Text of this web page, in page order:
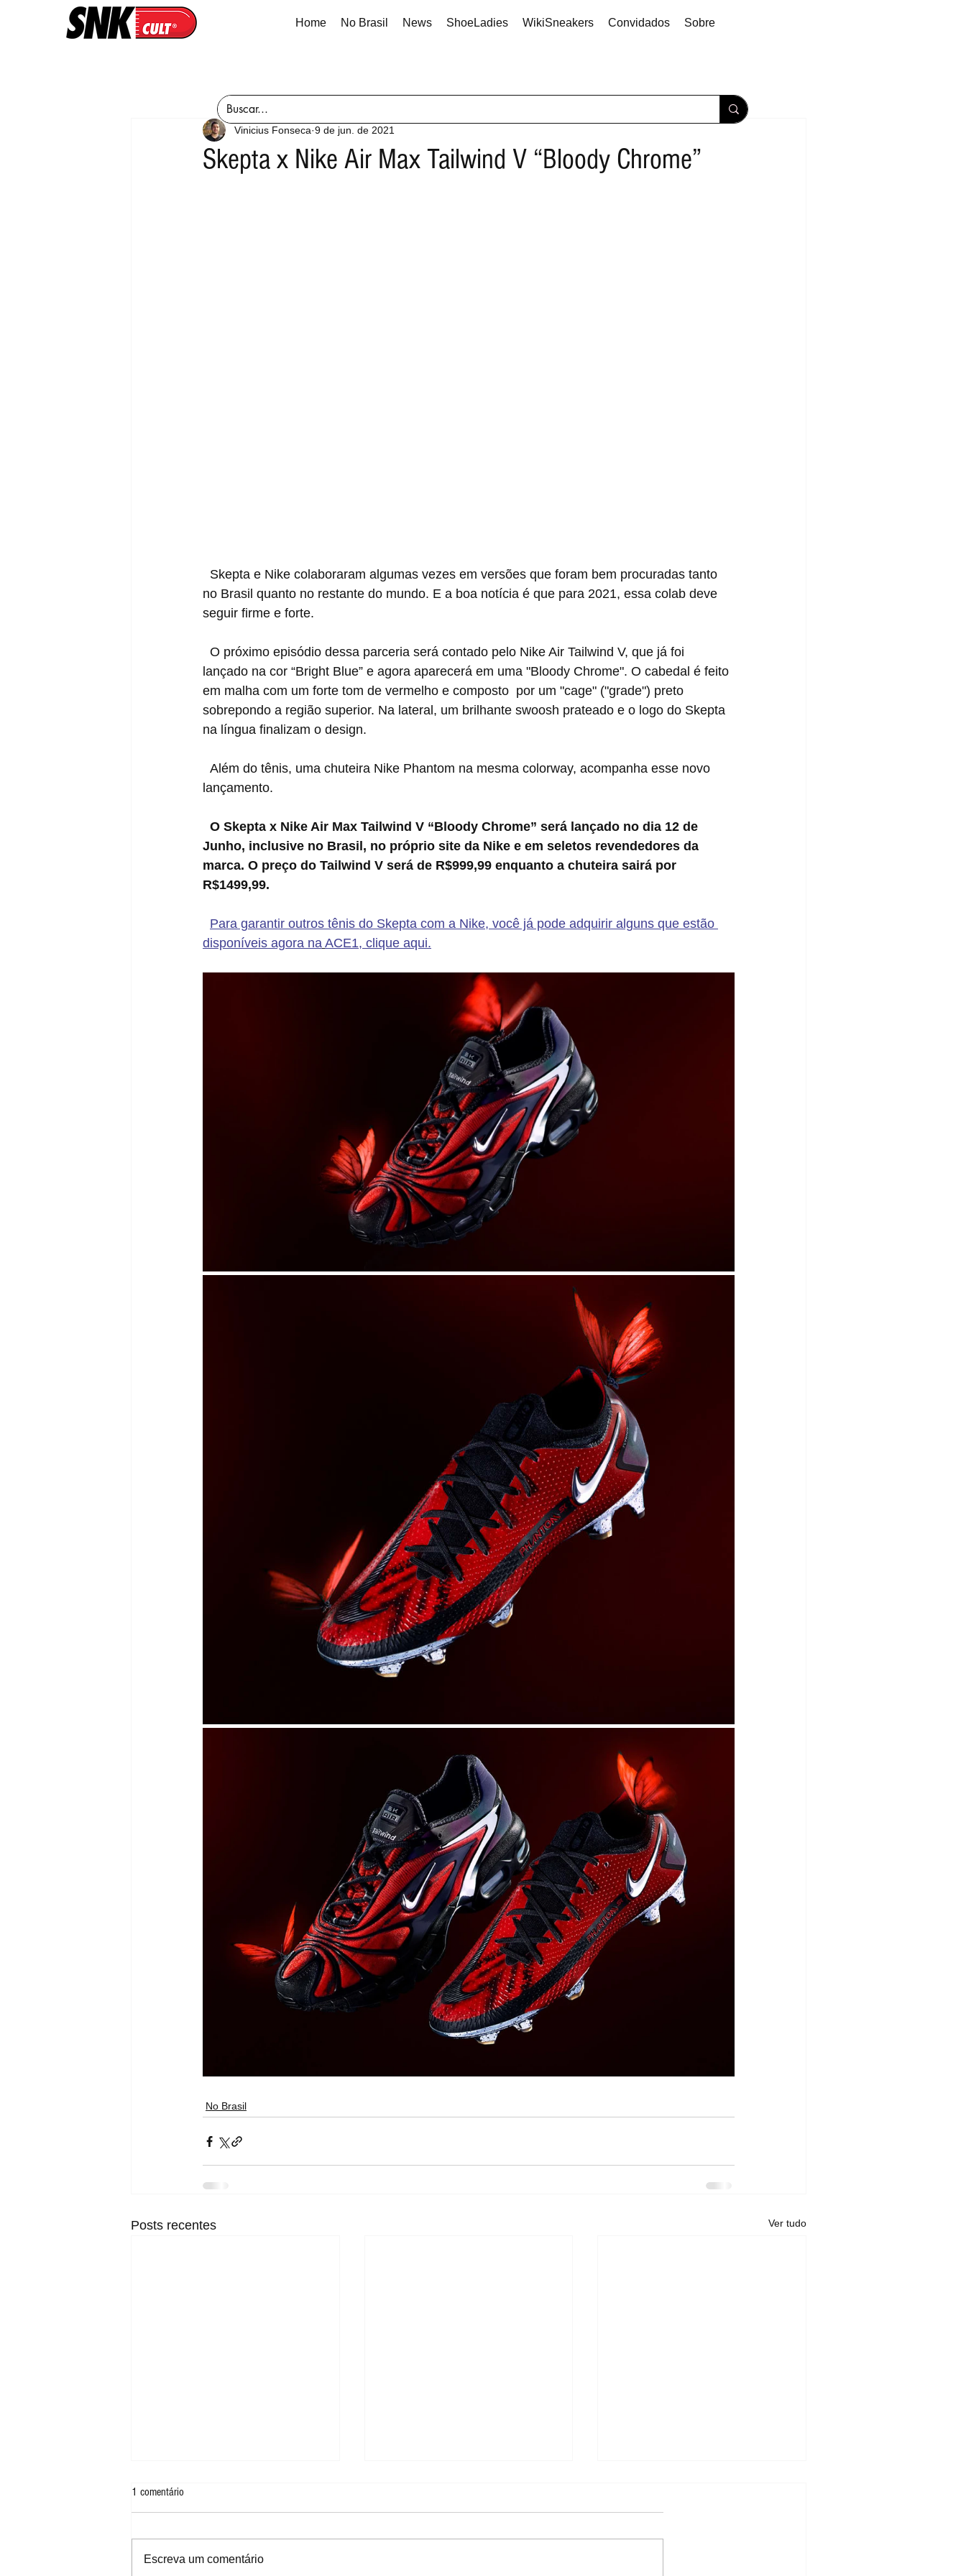
Home No Brasil News ShoeLadies WikiSneakers Convidados Sobre
Skepta x Nike Air Max Tailwind V “Bloody Chrome”
Vinicius Fonseca 9 de jun. de 2021
no Brasil quanto no restante do mundo. E a boa notícia é que para 2021, essa colab deve
seguir firme e forte.
lançado na cor “Bright Blue” e agora aparecerá em uma "Bloody Chrome". O cabedal é feito
em malha com um forte tom de vermelho e composto  por um "cage" ("grade") preto
sobrepondo a região superior. Na lateral, um brilhante swoosh prateado e o logo do Skepta
na língua finalizam o design.
lançamento.
O Skepta x Nike Air Max Tailwind V “Bloody Chrome” será lançado no dia 12 de
Junho, inclusive no Brasil, no próprio site da Nike e em seletos revendedores da
marca. O preço do Tailwind V será de R$999,99 enquanto a chuteira sairá por
R$1499,99.
Para garantir outros tênis do Skepta com a Nike, você já pode adquirir alguns que estão
disponíveis agora na ACE1, clique aqui.
No Brasil
Posts recentes Ver tudo
1 comentário
Escreva um comentário